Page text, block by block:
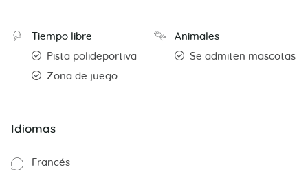
Tiempo libre
Pista polideportiva
Zona de juego
Animales
Se admiten mascotas
Idiomas
Francés